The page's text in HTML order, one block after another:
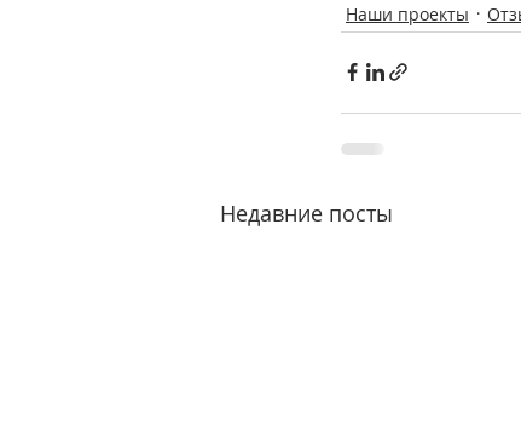
Наши проекты
Недавние посты